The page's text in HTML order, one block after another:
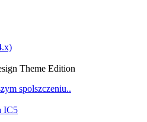
Theme Edition
spolszczeniu..
IC5